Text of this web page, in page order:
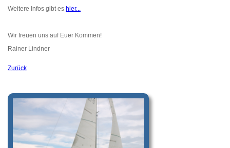
Weitere Infos gibt es hier...
Wir freuen uns auf Euer Kommen!
Rainer Lindner
Zurück